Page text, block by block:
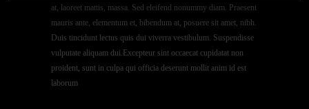
at, laoreet mattis, massa. Sed eleifend nonummy diam. Praesent
mauris ante, elementum et, bibendum at, posuere sit amet, nibh.
Duis tincidunt lectus quis dui viverra vestibulum. Suspendisse
vulputate aliquam dui.Excepteur sint occaecat cupidatat non
proident, sunt in culpa qui officia deserunt mollit anim id est
laborum